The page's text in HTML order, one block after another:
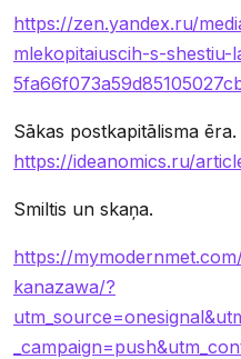
https://zen.yandex.ru/
mlekopitaiuscih-s-shestiu-
Sākas postkapitālisma ēra.
https://ideanomics.ru/
Smiltis un skaņa.
https://
kanazawa/?